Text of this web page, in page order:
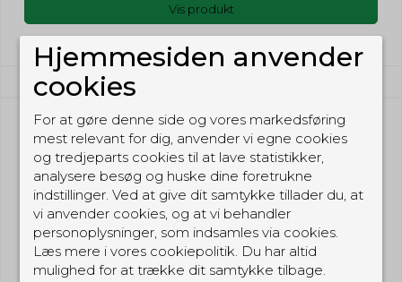
Vis produkt
Hjemmesiden anvender
cookies
For at gøre denne side og vores markedsføring
mest relevant for dig, anvender vi egne cookies
og tredjeparts cookies til at lave statistikker,
analysere besøg og huske dine foretrukne
indstillinger. Ved at give dit samtykke tillader du, at
vi anvender cookies, og at vi behandler
personoplysninger, som indsamles via cookies.
Læs mere i vores cookiepolitik. Du har altid
mulighed for at trække dit samtykke tilbage.